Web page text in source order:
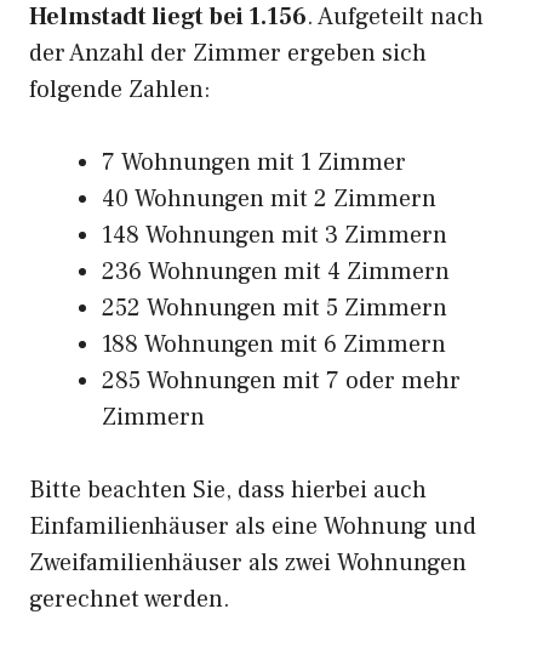
Helmstadt liegt bei 1.156. Aufgeteilt nach
der Anzahl der Zimmer ergeben sich
folgende Zahlen:
7 Wohnungen mit 1 Zimmer
40 Wohnungen mit 2 Zimmern
148 Wohnungen mit 3 Zimmern
236 Wohnungen mit 4 Zimmern
252 Wohnungen mit 5 Zimmern
188 Wohnungen mit 6 Zimmern
285 Wohnungen mit 7 oder mehr
Zimmern
Bitte beachten Sie, dass hierbei auch
Einfamilienhäuser als eine Wohnung und
Zweifamilienhäuser als zwei Wohnungen
gerechnet werden.